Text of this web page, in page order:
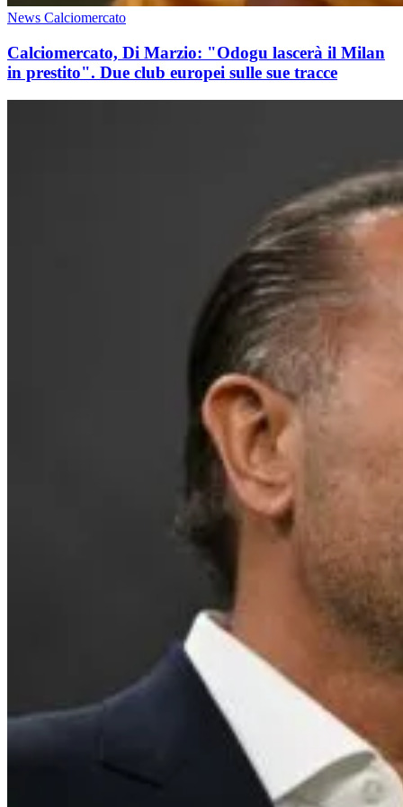
News Calciomercato
Calciomercato, Di Marzio: "Odogu lascerà il Milan
in prestito". Due club europei sulle sue tracce